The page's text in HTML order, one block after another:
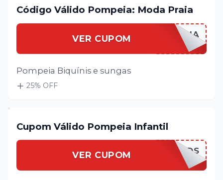
Código Válido Pompeia: Moda Praia
VER CUPOM LOJASPPRAIA
Pompeia Biquínis e sungas
25% OFF
Cupom Válido Pompeia Infantil
VER CUPOM LOJASPKIDS